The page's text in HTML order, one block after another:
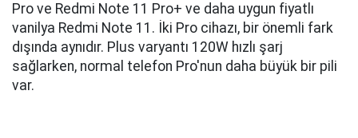
Pro ve Redmi Note 11 Pro+ ve daha uygun fiyatlı
vanilya Redmi Note 11. İki Pro cihazı, bir önemli fark
dışında aynıdır. Plus varyantı 120W hızlı şarj
sağlarken, normal telefon Pro'nun daha büyük bir pili
var.